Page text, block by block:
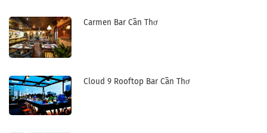
Carmen Bar Cần Thơ
Cloud 9 Rooftop Bar Cần Thơ